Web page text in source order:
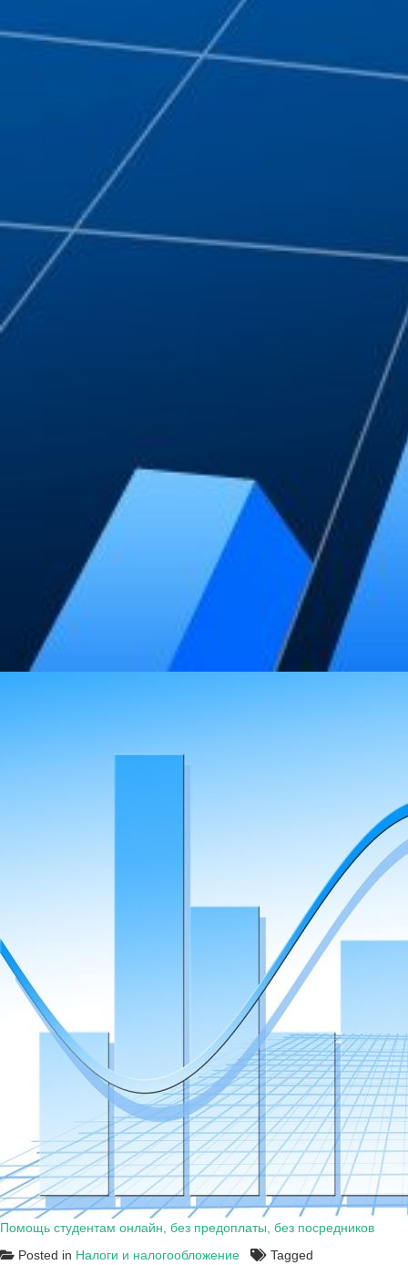
Помощь студентам онлайн, без предоплаты, без посредников
Posted in Налоги и налогообложение
Tagged